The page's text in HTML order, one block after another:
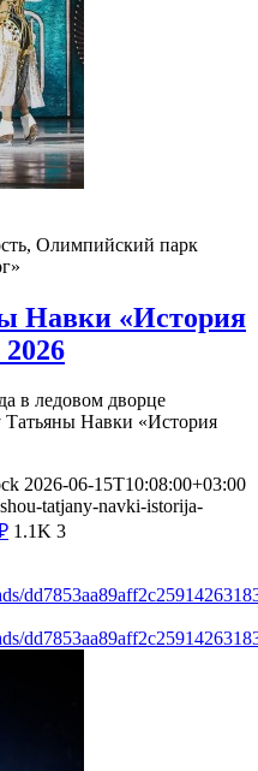
Олимпийский парк
Навки «История
в ледовом дворце
Татьяны Навки «История
2026-06-15T10:08:00+03:00
tatjany-navki-istorija-
1.1K 3